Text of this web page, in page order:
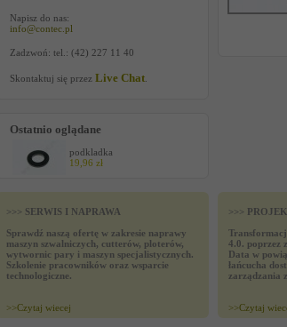
Napisz do nas:
info@contec.pl
Zadzwoń: tel.: (42) 227 11 40
Skontaktuj się przez Live Chat
Ostatnio oglądane
podkladka
19,96 zł
>>> SERWIS I NAPRAWA
Sprawdź naszą ofertę w zakresie naprawy
maszyn szwalniczych, cutterów, ploterów,
wytwornic pary i maszyn specjalistycznych.
Szkolenie pracowników oraz wsparcie
technologiczne.
>>Czytaj wiecej
>>>
4.0. poprzez
Data w
łańcucha
zarządzania
>>Czytaj